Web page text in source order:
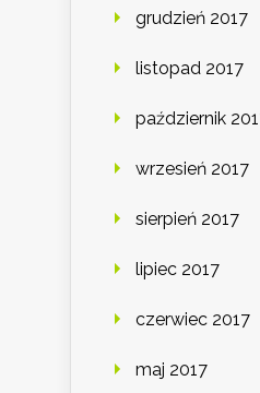
grudzień 2017
listopad 2017
październik
wrzesień 2017
sierpień 2017
lipiec 2017
czerwiec 2017
maj 2017